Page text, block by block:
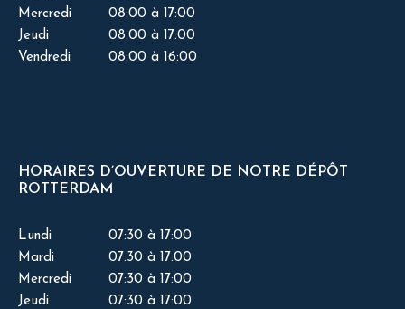
Mercredi
08:00 à 17:00
Jeudi
08:00 à 17:00
Vendredi
08:00 à 16:00
HORAIRES D’OUVERTURE DE NOTRE DÉPÔT
ROTTERDAM
Lundi
07:30 à 17:00
Mardi
07:30 à 17:00
Mercredi
07:30 à 17:00
Jeudi
07:30 à 17:00